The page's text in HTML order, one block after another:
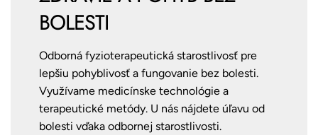
BOLESTI
Odborná fyzioterapeutická starostlivosť pre
lepšiu pohyblivosť a fungovanie bez bolesti.
Využívame medicínske technológie a
terapeutické metódy. U nás nájdete úľavu od
bolesti vďaka odbornej starostlivosti.